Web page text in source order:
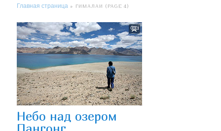
Главная страница » ГИМАЛАИ (PAGE 4)
Небо над озером